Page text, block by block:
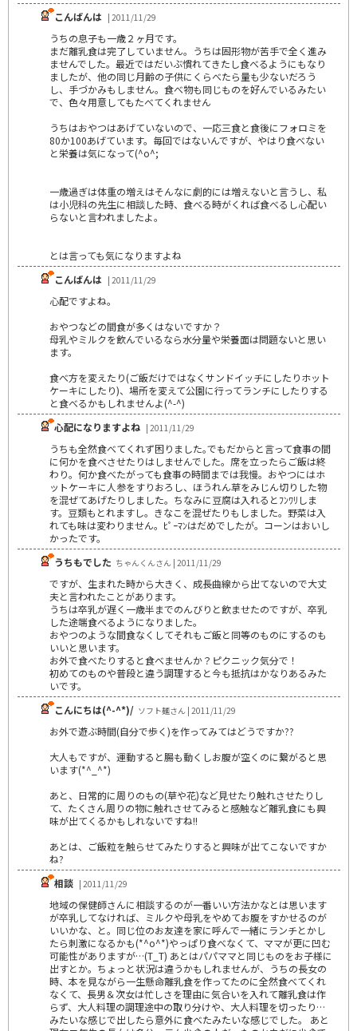
こんばんは | 2011/11/29
うちの息子も一歳２ヶ月です。
まだ離乳食は完了していません。うちは固形物が苦手で全く進み
ませんでした。最近ではだいぶ慣れてきたし食べるようにもなり
ましたが、他の同じ月齢の子供にくらべたら量も少ないだろう
し、手づかみもしません。食べ物も同じものを好んでいるみたい
で、色々用意してもたべてくれません
うちはおやつはあげていないので、一応三食と食後にフォロミを
80か100あげています。毎回ではないんですが、やはり食べない
と栄養は気になって(^o^;
一歳過ぎは体重の増えはそんなに劇的には増えないと言うし、私
は小児科の先生に相談した時、食べる時がくれば食べるし心配い
らないと言われましたよ。
とは言っても気になりますよね
こんばんは | 2011/11/29
心配ですよね。
おやつなどの間食が多くはないですか？
母乳やミルクを飲んでいるなら水分量や栄養面は問題ないと思い
ます。
食べ方を変えたり(ご飯だけではなくサンドイッチにしたりホット
ケーキにしたり)、場所を変えて公園に行ってランチにしたりする
と食べるかもしれませんよ(^-^)
心配になりますよね | 2011/11/29
うちも全然食べてくれず困りました｡でもだからと言って食事の間
に何かを食べさせたりはしませんでした。席を立ったらご飯は終
わり。何か食べたがっても食事の時間までは我慢。おやつにはホ
ットケーキに人参をすりおろし、ほうれん草をみじん切りした物
を混ぜてあげたりしました。ちなみに豆腐は入れるとﾌﾝﾜﾘしま
す。豆類もとれますし。きなこを混ぜたりもしました。野菜は入
れても味は変わりません。ﾋﾟｰﾏﾝはだめでしたが。コーンはおいし
かったです。
うちもでした ちゃんくんさん | 2011/11/29
ですが、生まれた時から大きく、成長曲線から出てないので大丈
夫と言われたことがあります。
うちは卒乳が遅く一歳半までのんびりと飲ませたのですが、卒乳
した途端食べるようになりました。
おやつのような間食なくしてそれもご飯と同等のものにするのも
いいと思います。
お外で食べたりすると食べませんか？ピクニック気分で！
初めてのものや普段と違う調理すると今も抵抗はかなりあるみた
いです。
こんにちは(^-^*)/ ソフト麺さん | 2011/11/29
お外で遊ぶ時間(自分で歩く)を作ってみてはどうですか??
大人もですが、運動すると腸も動くしお腹が空くのに繋がると思
います(*^_^*)
あと、日常的に周りのもの(草や花)など見せたり触れさせたりし
て、たくさん周りの物に触れさせてみると感触など離乳食にも興
味が出てくるかもしれないですね!!
あとは、ご飯粒を触らせてみたりすると興味が出てこないですか
ね?
相談 | 2011/11/29
地域の保健師さんに相談するのが一番いい方法かなとは思います
が卒乳してなければ、ミルクや母乳をやめてお腹をすかせるのが
いいかな、と。同じ位のお友達を家に呼んで一緒にランチとかし
たら刺激になるかも(*^o^*)やっぱり食べなくて、ママが更に凹む
可能性がありますが…(T_T) あとはパパママと同じものをお子様に
出すとか。ちょっと状況は違うかもしれませんが、うちの長女の
時、本を見ながら一生懸命離乳食を作ってたのに全然食べてくれ
なくて、長男＆次女は忙しさを理由に気合いを入れて離乳食は作
らず、大人料理の調理途中の取り分けや、大人料理を切ったり…
みたいな感じで出したら意外に食べたみたいな感じでした。 あと